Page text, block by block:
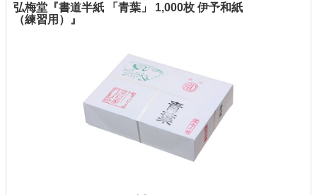
弘梅堂『書道半紙 「青葉」 1,000枚 伊予和紙
（練習用）』